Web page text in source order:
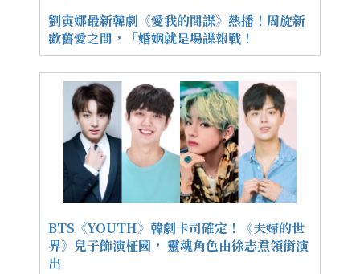
劉寅娜最新韓劇《愛我的間諜》熱播！周旋新
歡舊愛之間，「婚姻就是場諜報戰！
BTS《YOUTH》韓劇卡司確定！《夫婦的世
界》兒子飾演柾國， 靈魂角色由徐志焄領銜演
出